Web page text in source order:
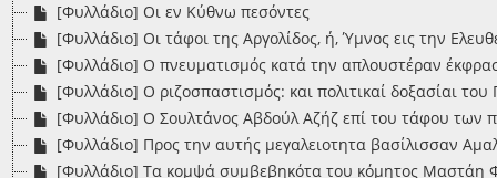
[Φυλλάδιο] Οι εν Κύθνω πεσόντες
[Φυλλάδιο] Οι τάφοι της Αργολίδος, ή, Ύμνος εις την
[Φυλλάδιο] Ο πνευματισμός κατά την απλουστέραν
[Φυλλάδιο] Ο ριζοσπαστισμός: και πολιτικαί δοξασίαι
[Φυλλάδιο] Ο Σουλτάνος Αβδούλ Αζήζ επί του τάφου των
[Φυλλάδιο] Προς την αυτής μεγαλειοτητα βασίλισσαν
[Φυλλάδιο] Τα κομψά συμβεβηκότα του κόμητος Μαστάη